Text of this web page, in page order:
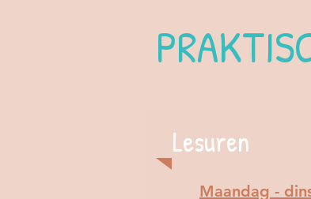
Lesuren
Maandag -